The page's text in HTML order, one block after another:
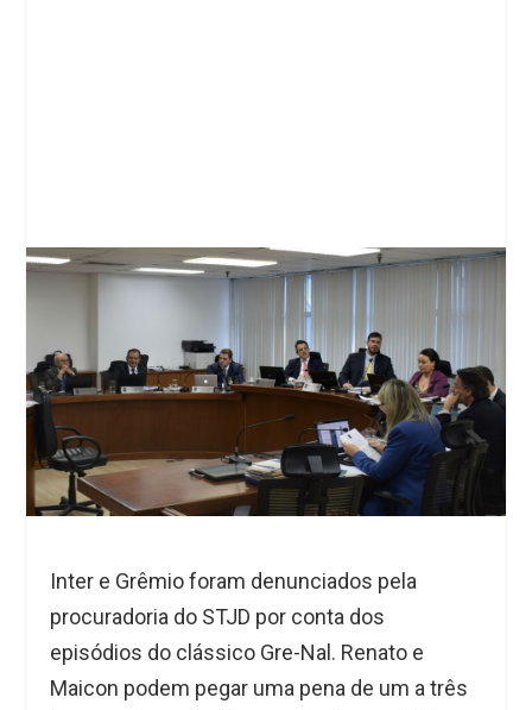
Inter e Grêmio foram denunciados pela
procuradoria do STJD por conta dos
episódios do clássico Gre-Nal. Renato e
Maicon podem pegar uma pena de um a três